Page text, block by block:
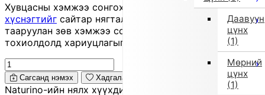
Даавуун
цүнх
(1)
Мөрний
цүнх
(1)
Хувцасны хэмжээ сонгохдоо
хэмжээ сонгох
хүснэгтийг сайтар нягталж, биеийн хэмжээтэйгээ
тааруулан зөв хэмжээ сонгоно уу, хувцас таарахгүй
тохиолдолд хариуцлагыг захиалагч өөрөө хүлээнэ.
Сагсанд нэмэх Хадгалах
Naturino-ийн нялх хүүхдийн намхан 'sneaker' нь хэлэн